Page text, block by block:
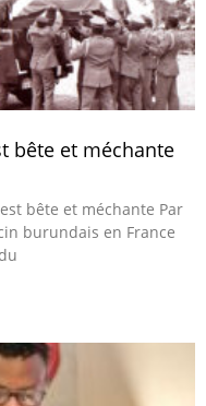
bête et méchante
bête et méchante Par
burundais en France